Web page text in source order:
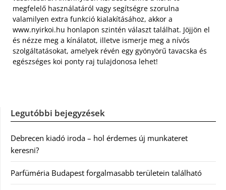
megfelelő használatáról vagy segítségre szorulna
valamilyen extra funkció kialakításához, akkor a
www.nyirkoi.hu honlapon szintén választ találhat. Jöjjön el
és nézze meg a kínálatot, illetve ismerje meg a nívós
szolgáltatásokat, amelyek révén egy gyönyörű tavacska és
egészséges koi ponty raj tulajdonosa lehet!
Legutóbbi bejegyzések
Debrecen kiadó iroda – hol érdemes új munkateret
keresni?
Parfüméria Budapest forgalmasabb területein található